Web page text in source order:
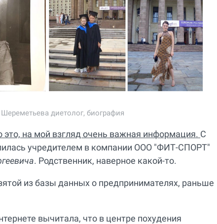
диетолог, биография
это, на мой взгляд очень важная информация. С
учредителем в компании ООО "ФИТ-СПОРТ"
. Родственник, наверное какой-то.
из базы данных о предпринимателях, раньше
вычитала, что в центре похудения